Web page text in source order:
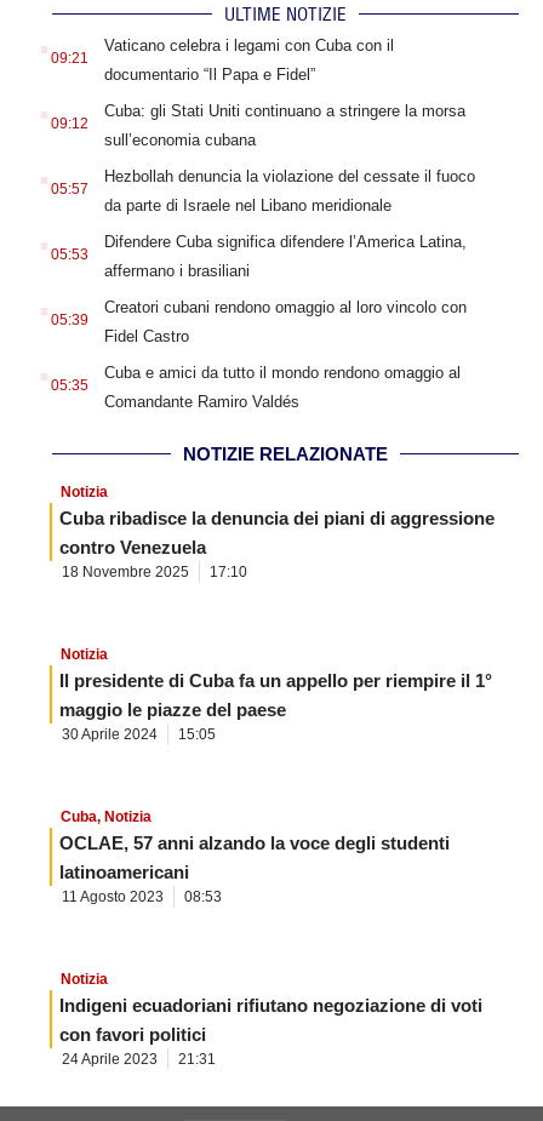
ULTIME NOTIZIE
. 09:21
Vaticano celebra i legami con Cuba con il
documentario “Il Papa e Fidel”
. 09:12
Cuba: gli Stati Uniti continuano a stringere la morsa
sull’economia cubana
. 05:57
Hezbollah denuncia la violazione del cessate il fuoco
da parte di Israele nel Libano meridionale
. 05:53
Difendere Cuba significa difendere l’America Latina,
affermano i brasiliani
. 05:39
Creatori cubani rendono omaggio al loro vincolo con
Fidel Castro
. 05:35
Cuba e amici da tutto il mondo rendono omaggio al
Comandante Ramiro Valdés
NOTIZIE RELAZIONATE
Notizia
Cuba ribadisce la denuncia dei piani di aggressione
contro Venezuela
18 Novembre 2025 17:10
Notizia
Il presidente di Cuba fa un appello per riempire il 1°
maggio le piazze del paese
30 Aprile 2024 15:05
Cuba, Notizia
OCLAE, 57 anni alzando la voce degli studenti
latinoamericani
11 Agosto 2023 08:53
Notizia
Indigeni ecuadoriani rifiutano negoziazione di voti
con favori politici
24 Aprile 2023 21:31